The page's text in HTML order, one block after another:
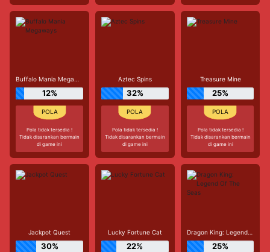
Buffalo Mania Megaways
12%
Pola tidak tersedia !
Tidak disarankan bermain
di game ini
Aztec Spins
32%
Pola tidak tersedia !
Tidak disarankan bermain
di game ini
Treasure Mine
25%
Pola tidak tersedia !
Tidak disarankan bermain
di game ini
Jackpot Quest
30%
Lucky Fortune Cat
22%
Dragon King: Legend Of The Seas
25%